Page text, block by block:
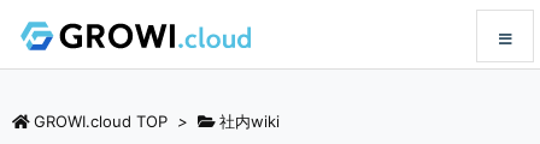
GROWI.cloud TOP > 社内wiki